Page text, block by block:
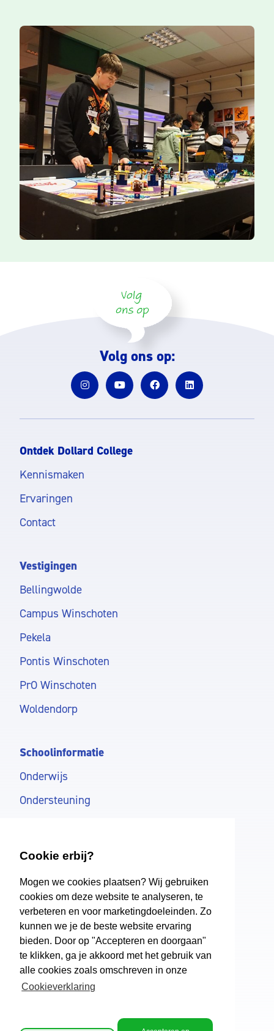
Cookie erbij?
Mogen we cookies plaatsen? Wij gebruiken
cookies om deze website te analyseren, te
verbeteren en voor marketingdoeleinden. Zo
kunnen we je de beste website ervaring
bieden. Door op "Accepteren en doorgaan"
te klikken, ga je akkoord met het gebruik van
alle cookies zoals omschreven in onze
Cookieverklaring
Volg ons op:
Ontdek Dollard College
Kennismaken
Ervaringen
Contact
Vestigingen
Bellingwolde
Campus Winschoten
Pekela
Pontis Winschoten
PrO Winschoten
Woldendorp
Schoolinformatie
Onderwijs
Ondersteuning
Aanmelden
Dollard College
Over ons
Regelingen
Nieuws
Werken bij